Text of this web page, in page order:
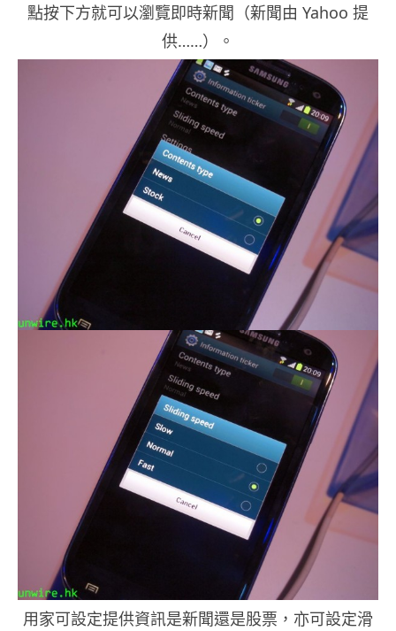
點按下方就可以瀏覽即時新聞（新聞由 Yahoo 提
供……）。
用家可設定提供資訊是新聞還是股票，亦可設定滑